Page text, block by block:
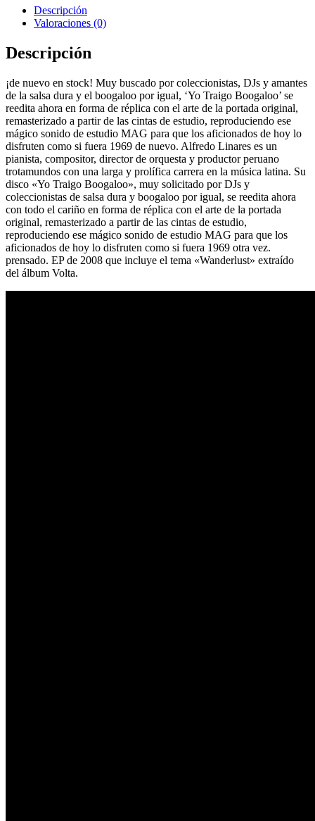
Descripción
Valoraciones (0)
Descripción
¡de nuevo en stock! Muy buscado por coleccionistas, DJs y amantes
de la salsa dura y el boogaloo por igual, ‘Yo Traigo Boogaloo’ se
reedita ahora en forma de réplica con el arte de la portada original,
remasterizado a partir de las cintas de estudio, reproduciendo ese
mágico sonido de estudio MAG para que los aficionados de hoy lo
disfruten como si fuera 1969 de nuevo. Alfredo Linares es un
pianista, compositor, director de orquesta y productor peruano
trotamundos con una larga y prolífica carrera en la música latina. Su
disco «Yo Traigo Boogaloo», muy solicitado por DJs y
coleccionistas de salsa dura y boogaloo por igual, se reedita ahora
con todo el cariño en forma de réplica con el arte de la portada
original, remasterizado a partir de las cintas de estudio,
reproduciendo ese mágico sonido de estudio MAG para que los
aficionados de hoy lo disfruten como si fuera 1969 otra vez.
prensado. EP de 2008 que incluye el tema «Wanderlust» extraído
del álbum Volta.